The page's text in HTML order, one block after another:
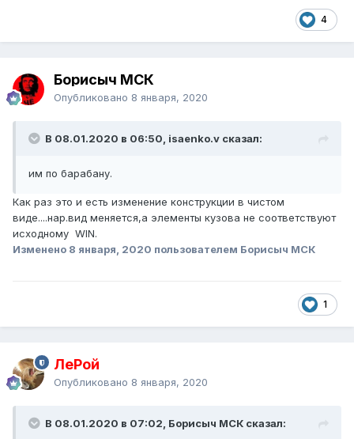
4
Борисыч МСК
Опубликовано 8 января, 2020
В 08.01.2020 в 06:50, isaenko.v сказал:
им по барабану.
Как раз это и есть изменение конструкции в чистом
виде....нар.вид меняется,а элементы кузова не соответствуют
исходному WIN.
Изменено 8 января, 2020 пользователем Борисыч МСК
1
ЛеРой
Опубликовано 8 января, 2020
В 08.01.2020 в 07:02, Борисыч МСК сказал: